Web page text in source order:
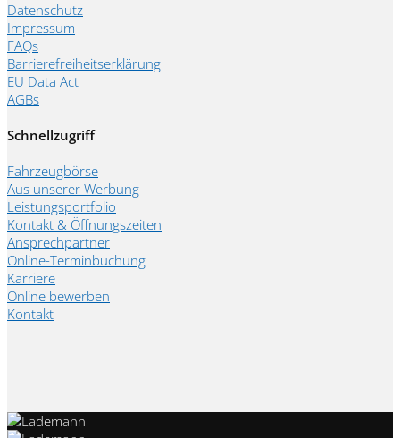
Datenschutz
Impressum
FAQs
Barrierefreiheitserklärung
EU Data Act
AGBs
Schnellzugriff
Fahrzeugbörse
Aus unserer Werbung
Leistungsportfolio
Kontakt & Öffnungszeiten
Ansprechpartner
Online-Terminbuchung
Karriere
Online bewerben
Kontakt